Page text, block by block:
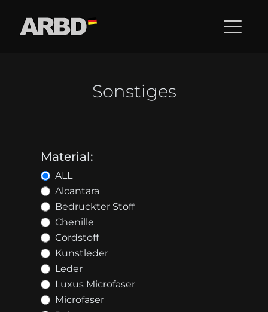
Sonstiges
Material:
ALL
Alcantara
Bedruckter Stoff
Chenille
Cordstoff
Kunstleder
Leder
Luxus Microfaser
Microfaser